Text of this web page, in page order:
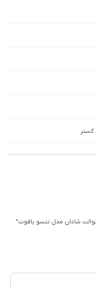
شادان مدل تنسو یاقوت”